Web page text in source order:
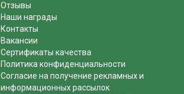
Отзывы
Наши награды
Контакты
Вакансии
Сертификаты качества
Политика конфиденциальности
Согласие на получение рекламных и
информационных рассылок